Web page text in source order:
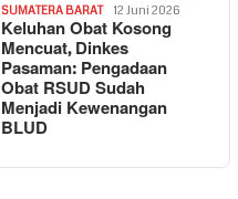
SUMATERA BARAT 12 Juni 2026
Keluhan Obat Kosong
Mencuat, Dinkes
Pasaman: Pengadaan
Obat RSUD Sudah
Menjadi Kewenangan
BLUD